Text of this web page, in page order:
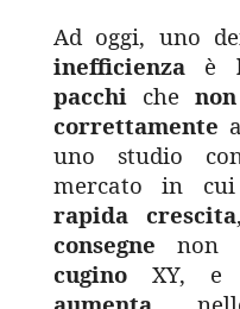
Ad oggi, uno
inefficienza è
pacchi che non
correttamente
uno studio
mercato in cui
rapida
crescita
consegne non
cugino XY,